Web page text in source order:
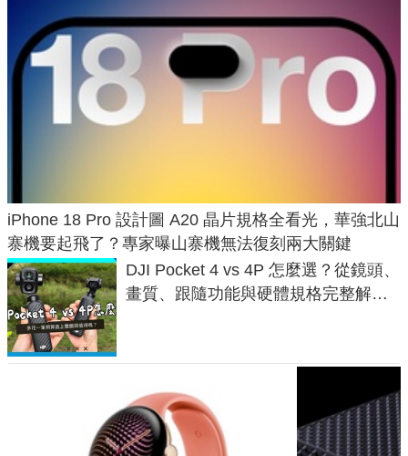
iPhone 18 Pro 設計圖 A20 晶片規格全看光，華強北山
寨機要起飛了？專家曝山寨機無法復刻兩大關鍵
DJI Pocket 4 vs 4P 怎麼選？從鏡頭、
畫質、跟隨功能與硬體規格完整解